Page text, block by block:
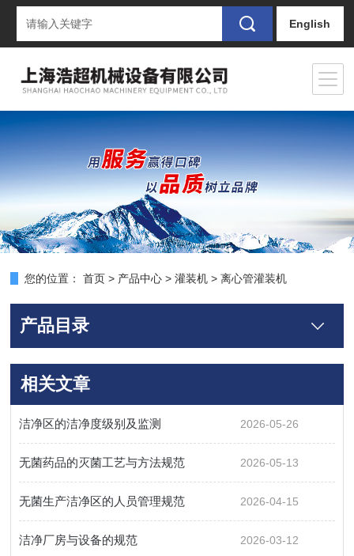
English
您的位置： 首页 > 产品中心 >灌装机 > 离心管灌装机
产品目录
相关文章
洁净区的洁净度级别及监测 2026-05-26
无菌药品的灭菌工艺与方法规范 2026-05-13
无菌生产洁净区的人员管理规范 2026-04-15
洁净厂房与设备的规范 2026-03-12